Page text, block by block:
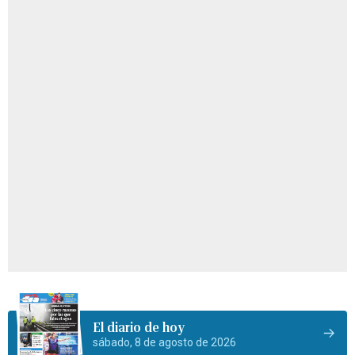
El diario de hoy
sábado, 8 de agosto de 2026